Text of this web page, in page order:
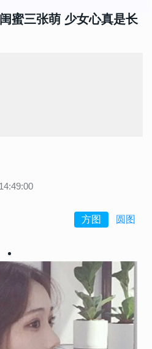
蜜三张萌 少女心真是长
方图 圆图